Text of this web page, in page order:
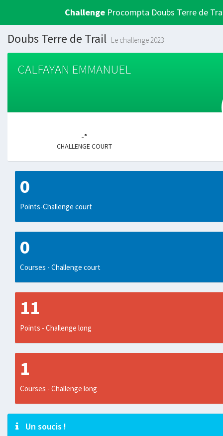
Challenge Procompta Doubs Terre de
Doubs Terre de Trail Le challenge 2023
CALFAYAN EMMANUEL
-°
CHALLENGE COURT
0
Points-Challenge court
0
Courses - Challenge court
11
Points - Challenge long
1
Courses - Challenge long
Un soucis !